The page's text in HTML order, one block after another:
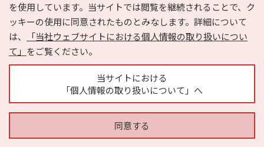
を使用しています。当サイトでは閲覧を継続されることで、ク
ッキーの使用に同意されたものとみなします。詳細について
は、
「当社ウェブサイトにおける個人情報の取り扱いについ
て」 をご覧ください。
当サイトにおける
「個人情報の取り扱いについて」へ
同意する
Copyright © HYOJITO.Co.,Ltd. All Rights Reserved.